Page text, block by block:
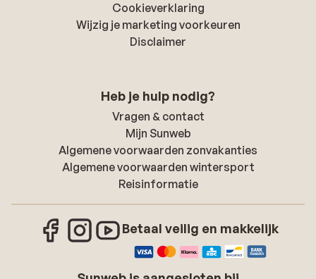
Cookieverklaring
Wijzig je marketing voorkeuren
Disclaimer
Heb je hulp nodig?
Vragen & contact
Mijn Sunweb
Algemene voorwaarden zonvakanties
Algemene voorwaarden wintersport
Reisinformatie
Betaal veilig en makkelijk